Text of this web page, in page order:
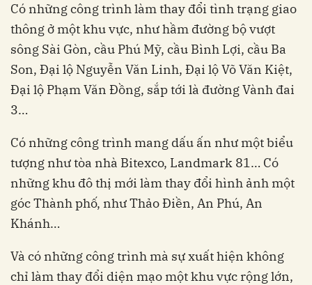
Có những công trình làm thay đổi tình trạng giao
thông ở một khu vực, như hầm đường bộ vượt
sông Sài Gòn, cầu Phú Mỹ, cầu Bình Lợi, cầu Ba
Son, Đại lộ Nguyễn Văn Linh, Đại lộ Võ Văn Kiệt,
Đại lộ Phạm Văn Đồng, sắp tới là đường Vành đai
3…
Có những công trình mang dấu ấn như một biểu
tượng như tòa nhà Bitexco, Landmark 81… Có
những khu đô thị mới làm thay đổi hình ảnh một
góc Thành phố, như Thảo Điền, An Phú, An
Khánh…
Và có những công trình mà sự xuất hiện không
chỉ làm thay đổi diện mạo một khu vực rộng lớn,